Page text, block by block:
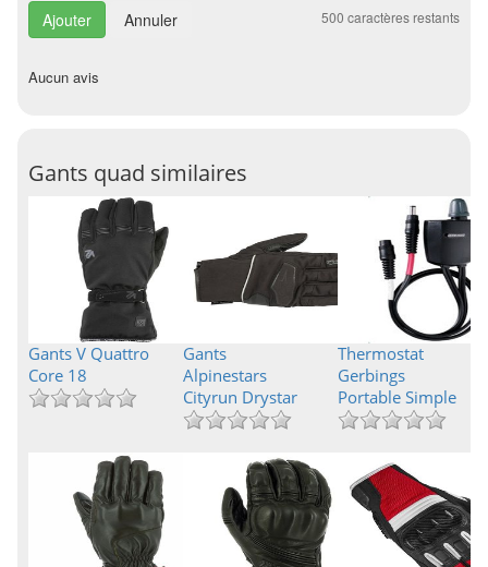
Annuler 500 caractères restants
Aucun avis
Gants quad similaires
Gants V Quattro
Core 18
Gants
Alpinestars
Cityrun Drystar
Thermostat
Gerbings
Portable Simple